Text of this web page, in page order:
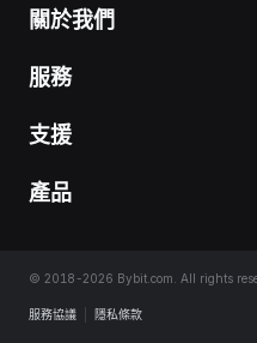
關於我們
服務
支援
產品
© 2018-2026 Bybit.com. All rights
服務協議 隱私條款